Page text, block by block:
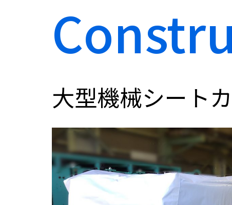
大型機械シート